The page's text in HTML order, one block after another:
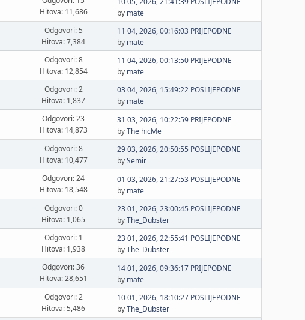
Hitova: 11,686
by mate
Odgovori: 5
Hitova: 7,384
11 04, 2026, 00:16:03 PRIJEPODNE
by mate
Odgovori: 8
Hitova: 12,854
11 04, 2026, 00:13:50 PRIJEPODNE
by mate
Odgovori: 2
Hitova: 1,837
03 04, 2026, 15:49:22 POSLIJEPODNE
by mate
Odgovori: 23
Hitova: 14,873
31 03, 2026, 10:22:59 PRIJEPODNE
byThe hicMe
Odgovori: 8
Hitova: 10,477
29 03, 2026, 20:50:55 POSLIJEPODNE
bySemir
Odgovori: 24
Hitova: 18,548
01 03, 2026, 21:27:53 POSLIJEPODNE
by mate
Odgovori: 0
Hitova: 1,065
23 01, 2026, 23:00:45 POSLIJEPODNE
byThe_Dubster
Odgovori: 1
Hitova: 1,938
23 01, 2026, 22:55:41 POSLIJEPODNE
byThe_Dubster
Odgovori: 36
Hitova: 28,651
14 01, 2026, 09:36:17 PRIJEPODNE
by mate
Odgovori: 2
Hitova: 5,486
10 01, 2026, 18:10:27 POSLIJEPODNE
byThe_Dubster